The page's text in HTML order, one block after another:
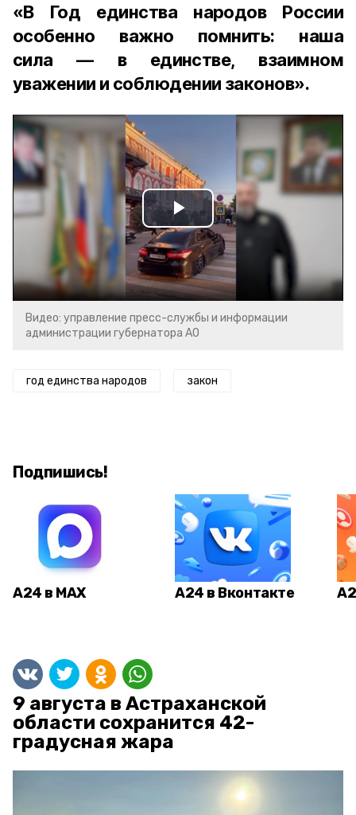
«В Год единства народов России
особенно важно помнить: наша
сила — в единстве, взаимном
уважении и соблюдении законов».
Play
Video
Видео: управление пресс-службы и информации
администрации губернатора АО
год единства народов закон
Подпишись!
А24 в MAX А24 в Вконтакте
9 августа в Астраханской
области сохранится 42-
градусная жара